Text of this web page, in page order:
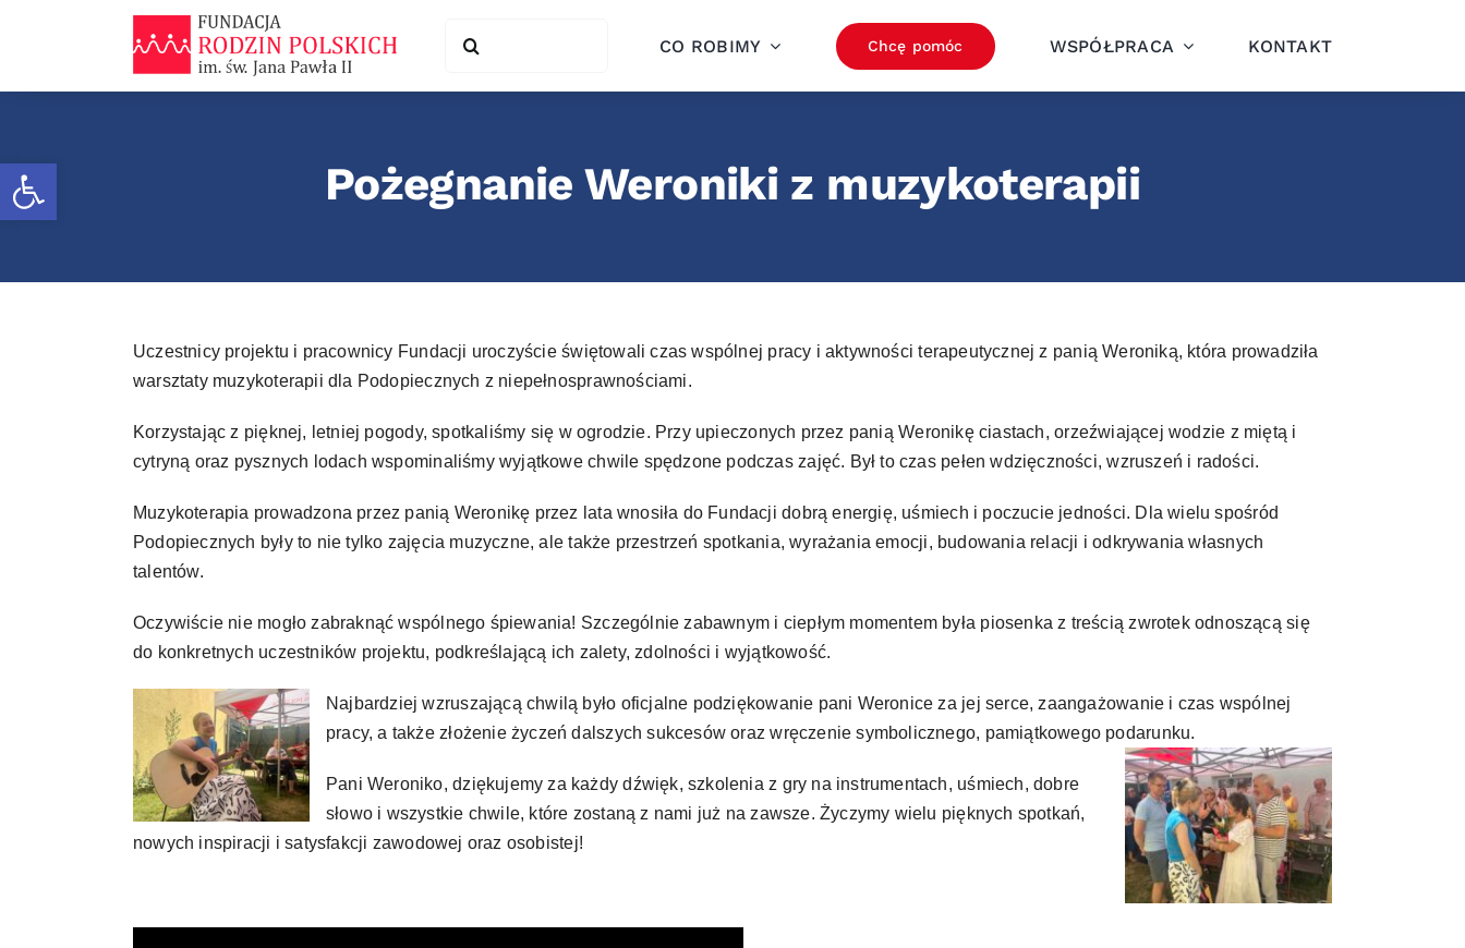
Otwórz pasek narzędzi
for:
CO ROBIMY Chcę pomóc WSPÓŁPRACA KONTAKT
Pożegnanie Weroniki z muzykoterapii
Uczestnicy projektu i pracownicy Fundacji uroczyście świętowali czas wspólnej pracy i aktywności terapeutycznej z panią Weroniką, która prowadziła
warsztaty muzykoterapii dla Podopiecznych z niepełnosprawnościami.
Korzystając z pięknej, letniej pogody, spotkaliśmy się w ogrodzie. Przy upieczonych przez panią Weronikę ciastach, orzeźwiającej wodzie z miętą i
cytryną oraz pysznych lodach wspominaliśmy wyjątkowe chwile spędzone podczas zajęć. Był to czas pełen wdzięczności, wzruszeń i radości.
Muzykoterapia prowadzona przez panią Weronikę przez lata wnosiła do Fundacji dobrą energię, uśmiech i poczucie jedności. Dla wielu spośród
Podopiecznych były to nie tylko zajęcia muzyczne, ale także przestrzeń spotkania, wyrażania emocji, budowania relacji i odkrywania własnych
talentów.
Oczywiście nie mogło zabraknąć wspólnego śpiewania! Szczególnie zabawnym i ciepłym momentem była piosenka z treścią zwrotek odnoszącą się
do konkretnych uczestników projektu, podkreślającą ich zalety, zdolności i wyjątkowość.
Najbardziej wzruszającą chwilą było oficjalne podziękowanie pani Weronice za jej serce, zaangażowanie i czas wspólnej
pracy, a także złożenie życzeń dalszych sukcesów oraz wręczenie symbolicznego, pamiątkowego podarunku.
Pani Weroniko, dziękujemy za każdy dźwięk, szkolenia z gry na instrumentach, uśmiech, dobre
słowo i wszystkie chwile, które zostaną z nami już na zawsze. Życzymy wielu pięknych spotkań,
nowych inspiracji i satysfakcji zawodowej oraz osobistej!